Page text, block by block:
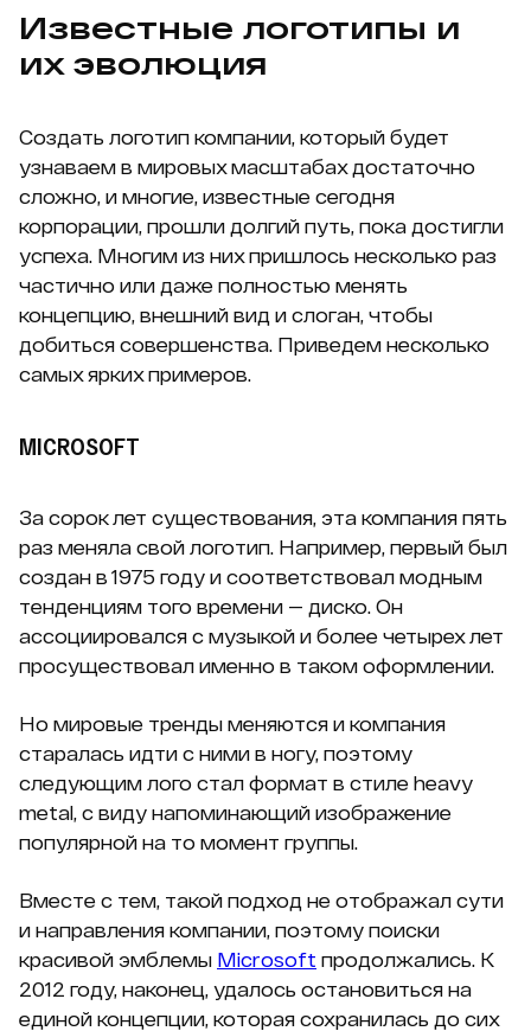
Известные логотипы и
их эволюция
Создать логотип компании, который будет
узнаваем в мировых масштабах достаточно
сложно, и многие, известные сегодня
корпорации, прошли долгий путь, пока достигли
успеха. Многим из них пришлось несколько раз
частично или даже полностью менять
концепцию, внешний вид и слоган, чтобы
добиться совершенства. Приведем несколько
самых ярких примеров.
MICROSOFT
За сорок лет существования, эта компания пять
раз меняла свой логотип. Например, первый был
создан в 1975 году и соответствовал модным
тенденциям того времени — диско. Он
ассоциировался с музыкой и более четырех лет
просуществовал именно в таком оформлении.
Но мировые тренды меняются и компания
старалась идти с ними в ногу, поэтому
следующим лого стал формат в стиле heavy
metal, с виду напоминающий изображение
популярной на то момент группы.
Вместе с тем, такой подход не отображал сути
и направления компании, поэтому поиски
красивой эмблемы Microsoft продолжались. К
2012 году, наконец, удалось остановиться на
единой концепции, которая сохранилась до сих